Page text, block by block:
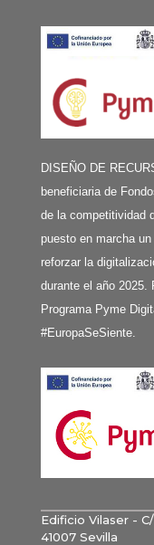
DISEÑO DE
beneficiaria de
de la competitividad
puesto en marcha
reforzar la
durante el año 2025.
Programa Pyme
#EuropaSeSiente.
Edificio Vilaser -
41007 Sevilla